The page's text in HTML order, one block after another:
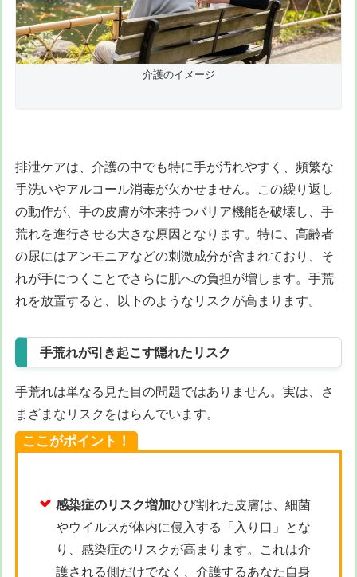
介護のイメージ
排泄ケアは、介護の中でも特に手が汚れやすく、頻繁な
手洗いやアルコール消毒が欠かせません。この繰り返し
の動作が、手の皮膚が本来持つバリア機能を破壊し、手
荒れを進行させる大きな原因となります。特に、高齢者
の尿にはアンモニアなどの刺激成分が含まれており、そ
れが手につくことでさらに肌への負担が増します。手荒
れを放置すると、以下のようなリスクが高まります。
手荒れが引き起こす隠れたリスク
手荒れは単なる見た目の問題ではありません。実は、さ
まざまなリスクをはらんでいます。
ここがポイント！
感染症のリスク増加ひび割れた皮膚は、細菌
やウイルスが体内に侵入する「入り口」とな
り、感染症のリスクが高まります。これは介
護される側だけでなく、介護するあなた自身